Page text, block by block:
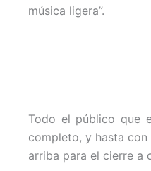
música ligera”.
Todo el público que
completo, y hasta
arriba para el cierre a